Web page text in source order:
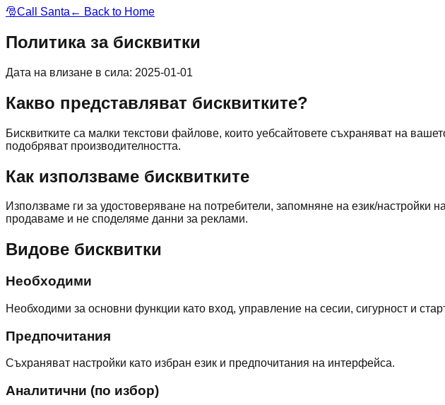
🎅Call Santa ← Back to Home
Политика за бисквитки
Дата на влизане в сила: 2025-01-01
Какво представляват бисквитките?
Бисквитките са малки текстови файлове, които уебсайтовете съхраняват на
подобряват производителността.
Как използваме бисквитките
Използваме ги за удостоверяване на потребители, запомняне на език/
продаваме и не споделяме данни за реклами.
Видове бисквитки
Необходими
Необходими за основни функции като вход, управление на сесии, сигурност и
Предпочитания
Съхраняват настройки като избран език и предпочитания на интерфейса.
Аналитични (по избор)